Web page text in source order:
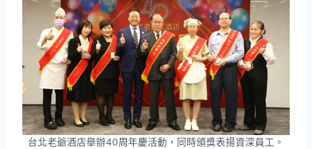
台北老爺酒店舉辦40周年慶活動，同時頒獎表揚資深員工。